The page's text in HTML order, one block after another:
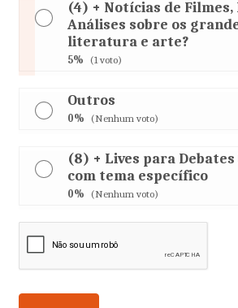
(4) + Notícias de Filmes,
Análises sobre os
literatura e arte?
5% (1 voto)
Outros
0% (Nenhum voto)
(8) + Lives para
com tema específico
0% (Nenhum voto)